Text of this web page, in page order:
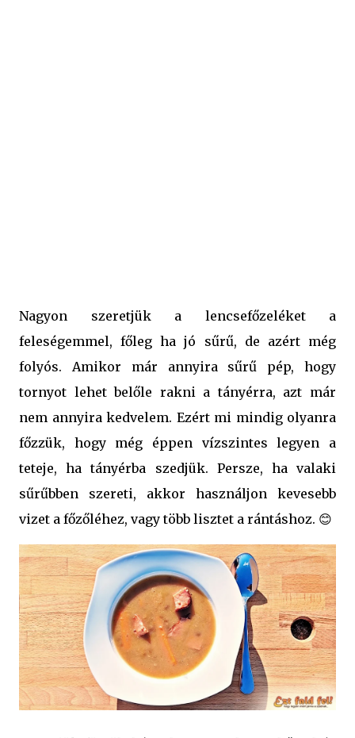
Nagyon szeretjük a lencsefőzeléket a
feleségemmel, főleg ha jó sűrű, de azért még
folyós. Amikor már annyira sűrű pép, hogy
tornyot lehet belőle rakni a tányérra, azt már
nem annyira kedvelem. Ezért mi mindig olyanra
főzzük, hogy még éppen vízszintes legyen a
teteje, ha tányérba szedjük. Persze, ha valaki
sűrűbben szereti, akkor használjon kevesebb
vizet a főzőléhez, vagy több lisztet a rántáshoz. 😊